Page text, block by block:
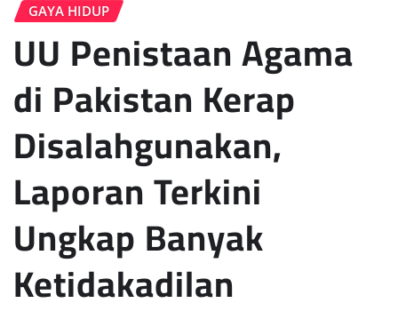
GAYA HIDUP
UU Penistaan Agama
di Pakistan Kerap
Disalahgunakan,
Laporan Terkini
Ungkap Banyak
Ketidakadilan